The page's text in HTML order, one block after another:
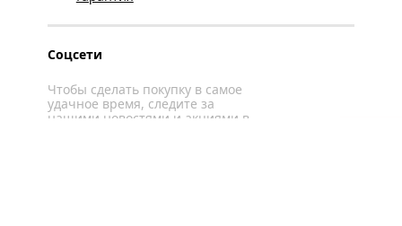
Соцсети
Чтобы сделать покупку в самое
удачное время, следите за
нашими новостями и акциями в